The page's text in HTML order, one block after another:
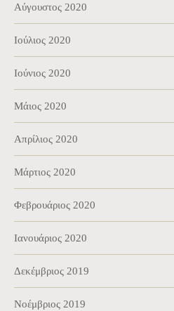
Αύγουστος 2020
Ιούλιος 2020
Ιούνιος 2020
Μάιος 2020
Απρίλιος 2020
Μάρτιος 2020
Φεβρουάριος 2020
Ιανουάριος 2020
Δεκέμβριος 2019
Νοέμβριος 2019